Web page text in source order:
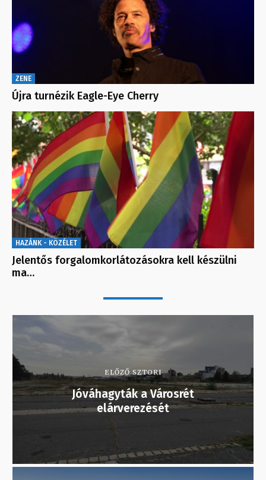
ZENE
Újra turnézik Eagle-Eye Cherry
HAZÁNK - KÖZÉLET
Jelentős forgalomkorlátozásokra kell készülni
ma…
ELŐZŐ SZTORI
Jóváhagyták a Városrét
elárverezését